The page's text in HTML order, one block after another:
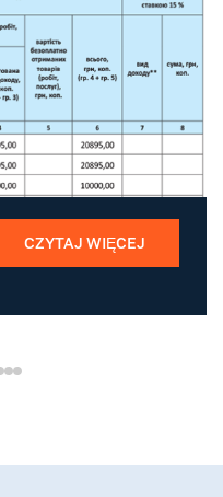
CZYTAJ WIĘCEJ